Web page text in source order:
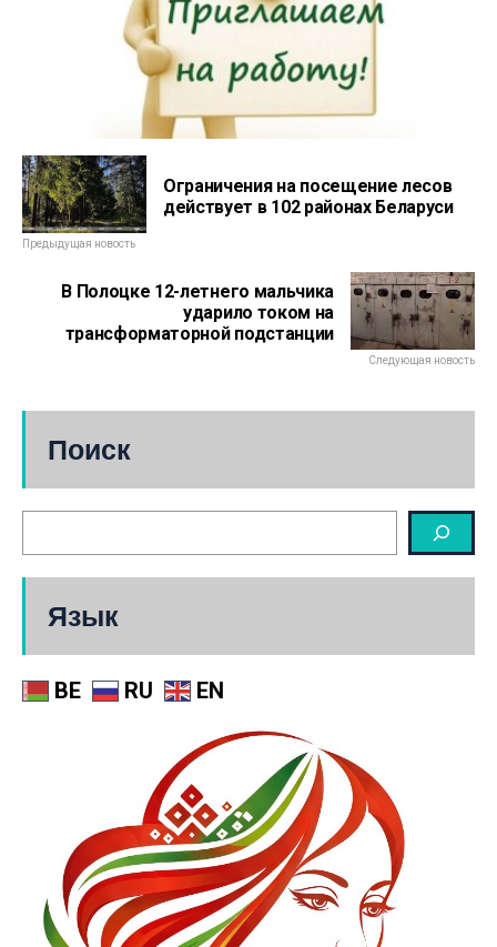
Ограничения на посещение лесов
действует в 102 районах Беларуси
Предыдущая новость
В Полоцке 12-летнего мальчика
ударило током на
трансформаторной подстанции
Следующая новость
Поиск
Язык
BE RU EN